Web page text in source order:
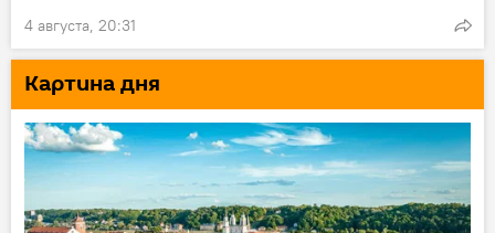
4 августа, 20:31
Картина дня